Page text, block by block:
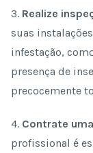
3. Realize
suas
infestação,
presença de
precocemente
4. Contrate
profissional é